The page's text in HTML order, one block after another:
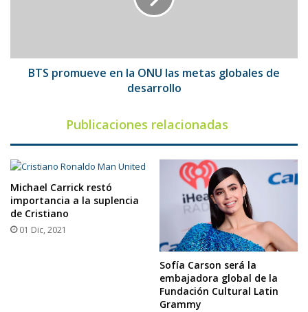
de
desarrollo
BTS promueve en la ONU las metas globales de
desarrollo
Publicaciones relacionadas
Michael Carrick restó
importancia a la suplencia
de Cristiano
01 Dic, 2021
Sofía Carson será la
embajadora global de la
Fundación Cultural Latin
Grammy